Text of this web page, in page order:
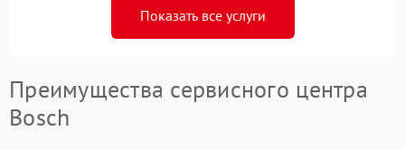
Показать все услуги
Преимущества сервисного центра
Bosch